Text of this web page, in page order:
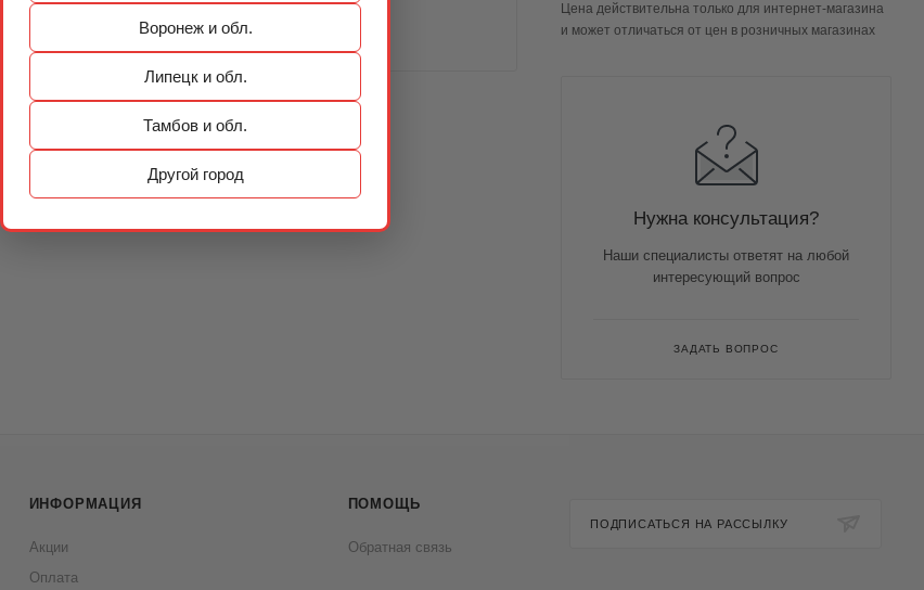
Воронеж и обл.
Липецк и обл.
Тамбов и обл.
Другой город
Цена действительна только для интернет-магазина
и может отличаться от цен в розничных магазинах
Нужна консультация?
Наши специалисты ответят на любой
интересующий вопрос
ЗАДАТЬ ВОПРОС
ИНФОРМАЦИЯ
Акции
Оплата
ПОМОЩЬ
Обратная связь
ПОДПИСАТЬСЯ НА РАССЫЛКУ